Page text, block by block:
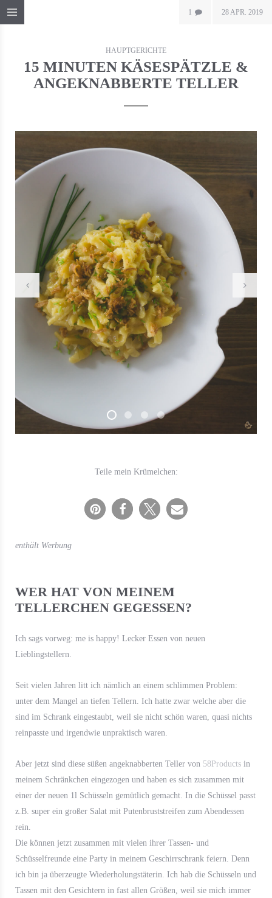
1 28 APR. 2019
HAUPTGERICHTE
15 MINUTEN KÄSESPÄTZLE &
ANGEKNABBERTE TELLER
Teile mein Krümelchen:
enthält Werbung
WER HAT VON MEINEM
TELLERCHEN GEGESSEN?
Ich sags vorweg: me is happy! Lecker Essen von neuen
Lieblingstellern.
Seit vielen Jahren litt ich nämlich an einem schlimmen Problem:
unter dem Mangel an tiefen Tellern. Ich hatte zwar welche aber die
sind im Schrank eingestaubt, weil sie nicht schön waren, quasi nichts
reinpasste und irgendwie unpraktisch waren.
Aber jetzt sind diese süßen angeknabberten Teller von 58Products in
meinem Schränkchen eingezogen und haben es sich zusammen mit
einer der neuen 1l Schüsseln gemütlich gemacht. In die Schüssel passt
z.B. super ein großer Salat mit Putenbruststreifen zum Abendessen
rein.
Die können jetzt zusammen mit vielen ihrer Tassen- und
Schüsselfreunde eine Party in meinem Geschirrschrank feiern. Denn
ich bin ja überzeugte Wiederholungstäterin. Ich hab die Schüsseln und
Tassen mit den Gesichtern in fast allen Größen, weil sie mich immer